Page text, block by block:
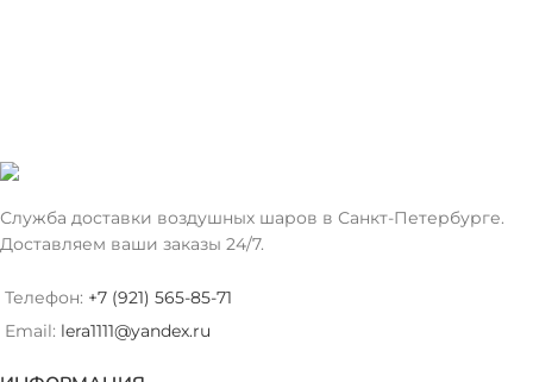
Служба доставки воздушных шаров в Санкт-Петербурге.
Доставляем ваши заказы 24/7.
Телефон: +7 (921) 565-85-71
Email: lera1111@yandex.ru